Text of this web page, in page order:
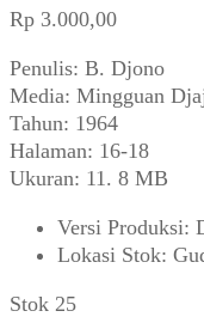
Rp 3.000,00
Penulis: B. Djono
Media: Mingguan
Tahun: 1964
Halaman: 16-18
Ukuran: 11. 8 MB
Versi Produksi:
Lokasi Stok:
Stok 25